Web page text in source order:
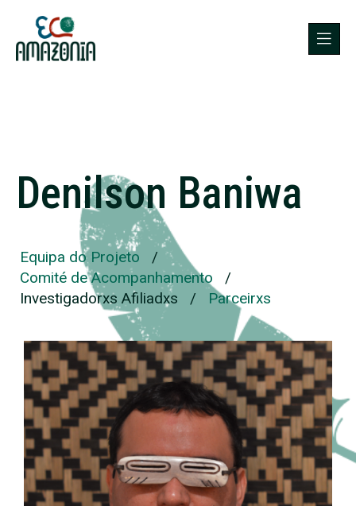
Denilson Baniwa
Equipa do Projeto /
Comité de Acompanhamento /
Investigadorxs Afiliadxs / Parceirxs